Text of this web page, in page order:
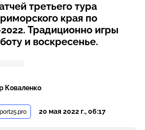
третьего тура
края по
Традиционно игры
и воскресенье.
Коваленко
20 мая 2022 г., 06:17